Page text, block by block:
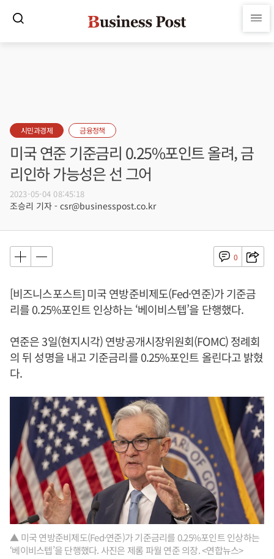
시민과경제 금융정책
미국 연준 기준금리 0.25%포인트 올려, 금
리인하 가능성은 선 그어
2023-05-04 08:45:18
조승리 기자 - csr@businesspost.co.kr
0
[비즈니스포스트] 미국 연방준비제도(Fed·연준)가 기준금
리를 0.25%포인트 인상하는 ‘베이비스텝’을 단행했다.
연준은 3일(현지시각) 연방공개시장위원회(FOMC) 정례회
의 뒤 성명을 내고 기준금리를 0.25%포인트 올린다고 밝혔
다.
▲ 미국 연방준비제도(Fed·연준)가 기준금리를 0.25%포인트 인상하는
‘베이비스텝’을 단행했다. 사진은 제롬 파월 연준 의장. <연합뉴스>